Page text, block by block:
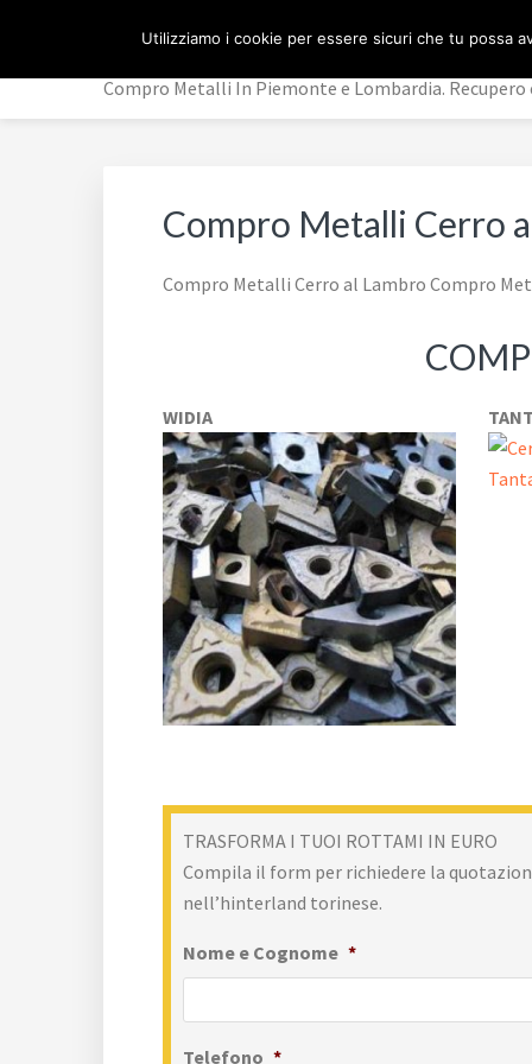
navigazione
contenuto
piè
ACQUISTO METALLI
Compro Metalli In Piemonte e Lombardia.
Compro Metalli Cerro
Compro Metalli Cerro al Lambro Compro
WIDIA
TRASFORMA I TUOI ROTTAMI IN EURO
Compila il form per richiedere la
nell’hinterland torinese.
Nome e Cognome *
Telefono *
Utilizziamo i cookie per essere sicuri che tu possa